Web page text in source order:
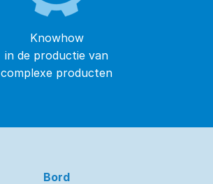
Knowhow
in de productie van
complexe producten
Bord